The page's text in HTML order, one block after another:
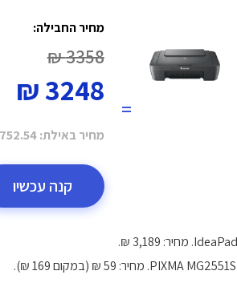
=
מחיר החבילה:
3358 ₪
3248 ₪
מחיר באילת: ₪
קנה עכשיו
. מחיר: 59 ₪ (במקום 169 ₪).